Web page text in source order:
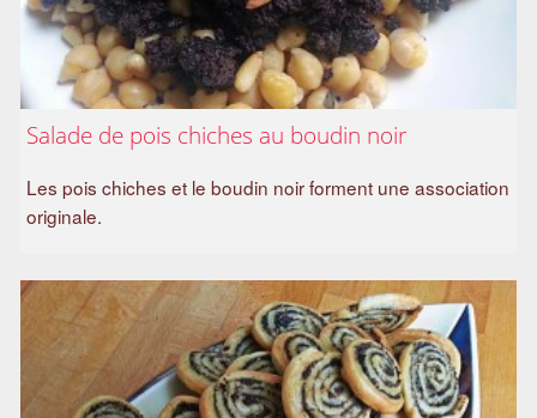
Salade de pois chiches au boudin noir
Les pois chiches et le boudin noir forment une association
originale.